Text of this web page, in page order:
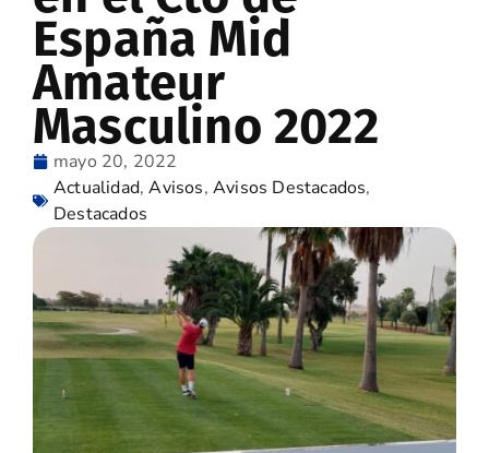
España Mid
Amateur
Masculino 2022
mayo 20, 2022
Actualidad,Avisos,Avisos Destacados,
Destacados